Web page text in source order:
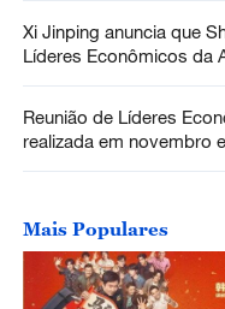
Xi Jinping anuncia que
Líderes Econômicos da
Reunião de Líderes
realizada em novembro
Mais Populares